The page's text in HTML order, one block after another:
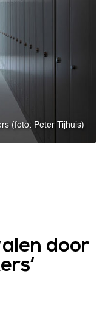
(foto: Peter Tijhuis)
door
‘